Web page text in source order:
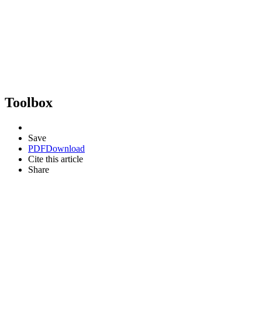
Toolbox
Save
PDFDownload
Cite this article
Share